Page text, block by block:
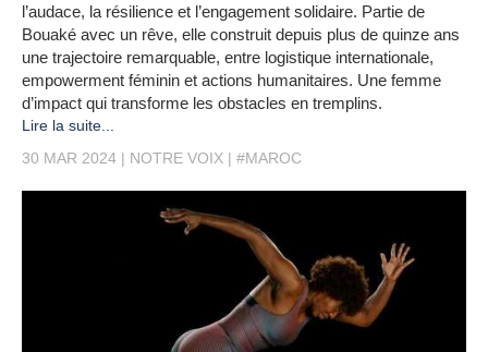
l’audace, la résilience et l’engagement solidaire. Partie de
Bouaké avec un rêve, elle construit depuis plus de quinze ans
une trajectoire remarquable, entre logistique internationale,
empowerment féminin et actions humanitaires. Une femme
d’impact qui transforme les obstacles en tremplins.
Lire la suite...
30 MAR 2024
NOTRE VOIX #MAROC